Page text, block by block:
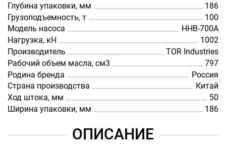
Глубина упаковки, мм
186
Грузоподъемность, т
100
Модель насоса
HHB-700A
Нагрузка, кН
1002
Производитель
TOR Industries
Рабочий объем масла, см3
797
Родина бренда
Россия
Страна производства
Китай
Ход штока, мм
50
Ширина упаковки, мм
186
ОПИСАНИЕ